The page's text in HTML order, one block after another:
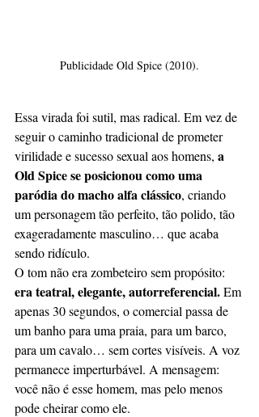
Publicidade Old Spice (2010).
Essa virada foi sutil, mas radical. Em vez de
seguir o caminho tradicional de prometer
virilidade e sucesso sexual aos homens, a
Old Spice se posicionou como uma
paródia do macho alfa clássico, criando
um personagem tão perfeito, tão polido, tão
exageradamente masculino… que acaba
sendo ridículo.
O tom não era zombeteiro sem propósito:
era teatral, elegante, autorreferencial. Em
apenas 30 segundos, o comercial passa de
um banho para uma praia, para um barco,
para um cavalo… sem cortes visíveis. A voz
permanece imperturbável. A mensagem:
você não é esse homem, mas pelo menos
pode cheirar como ele.